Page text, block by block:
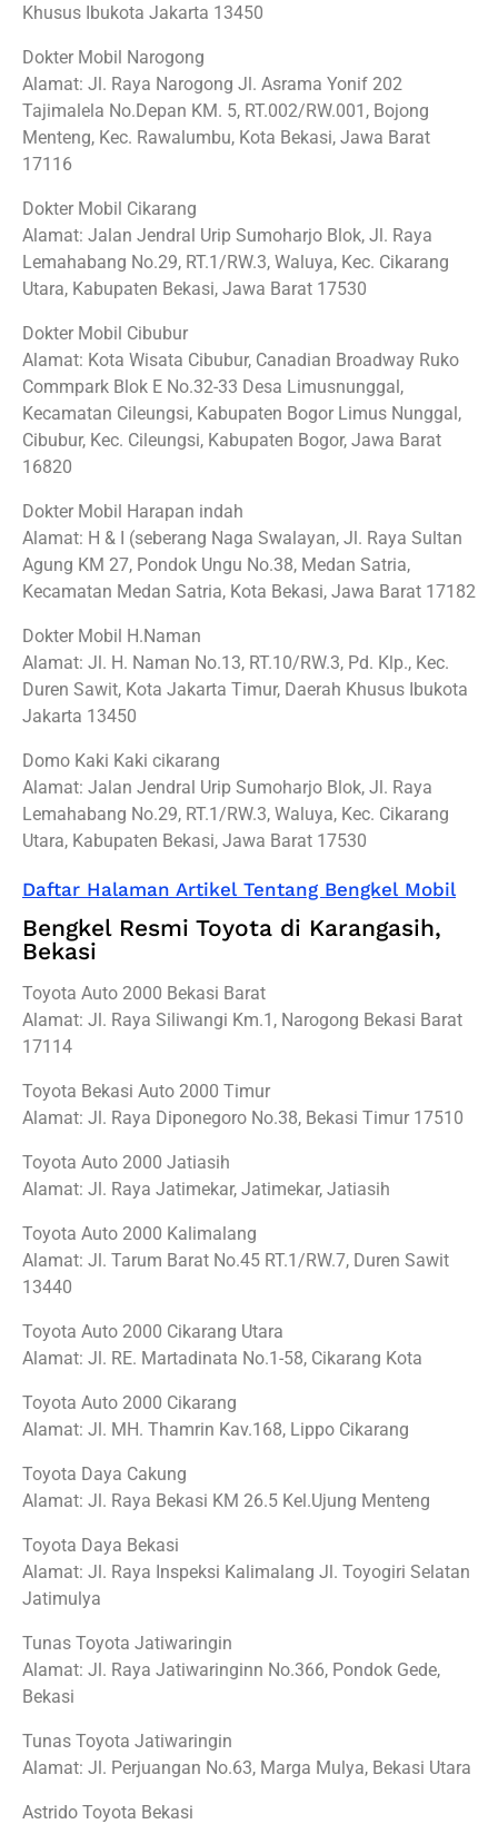
Khusus Ibukota Jakarta 13450
Dokter Mobil Narogong
Alamat: Jl. Raya Narogong Jl. Asrama Yonif 202
Tajimalela No.Depan KM. 5, RT.002/RW.001, Bojong
Menteng, Kec. Rawalumbu, Kota Bekasi, Jawa Barat
17116
Dokter Mobil Cikarang
Alamat: Jalan Jendral Urip Sumoharjo Blok, Jl. Raya
Lemahabang No.29, RT.1/RW.3, Waluya, Kec. Cikarang
Utara, Kabupaten Bekasi, Jawa Barat 17530
Dokter Mobil Cibubur
Alamat: Kota Wisata Cibubur, Canadian Broadway Ruko
Commpark Blok E No.32-33 Desa Limusnunggal,
Kecamatan Cileungsi, Kabupaten Bogor Limus Nunggal,
Cibubur, Kec. Cileungsi, Kabupaten Bogor, Jawa Barat
16820
Dokter Mobil Harapan indah
Alamat: H & I (seberang Naga Swalayan, Jl. Raya Sultan
Agung KM 27, Pondok Ungu No.38, Medan Satria,
Kecamatan Medan Satria, Kota Bekasi, Jawa Barat 17182
Dokter Mobil H.Naman
Alamat: Jl. H. Naman No.13, RT.10/RW.3, Pd. Klp., Kec.
Duren Sawit, Kota Jakarta Timur, Daerah Khusus Ibukota
Jakarta 13450
Domo Kaki Kaki cikarang
Alamat: Jalan Jendral Urip Sumoharjo Blok, Jl. Raya
Lemahabang No.29, RT.1/RW.3, Waluya, Kec. Cikarang
Utara, Kabupaten Bekasi, Jawa Barat 17530
Daftar Halaman Artikel Tentang Bengkel Mobil
Bengkel Resmi Toyota di Karangasih,
Bekasi
Toyota Auto 2000 Bekasi Barat
Alamat: Jl. Raya Siliwangi Km.1, Narogong Bekasi Barat
17114
Toyota Bekasi Auto 2000 Timur
Alamat: Jl. Raya Diponegoro No.38, Bekasi Timur 17510
Toyota Auto 2000 Jatiasih
Alamat: Jl. Raya Jatimekar, Jatimekar, Jatiasih
Toyota Auto 2000 Kalimalang
Alamat: Jl. Tarum Barat No.45 RT.1/RW.7, Duren Sawit
13440
Toyota Auto 2000 Cikarang Utara
Alamat: Jl. RE. Martadinata No.1-58, Cikarang Kota
Toyota Auto 2000 Cikarang
Alamat: Jl. MH. Thamrin Kav.168, Lippo Cikarang
Toyota Daya Cakung
Alamat: Jl. Raya Bekasi KM 26.5 Kel.Ujung Menteng
Toyota Daya Bekasi
Alamat: Jl. Raya Inspeksi Kalimalang Jl. Toyogiri Selatan
Jatimulya
Tunas Toyota Jatiwaringin
Alamat: Jl. Raya Jatiwaringinn No.366, Pondok Gede,
Bekasi
Tunas Toyota Jatiwaringin
Alamat: Jl. Perjuangan No.63, Marga Mulya, Bekasi Utara
Astrido Toyota Bekasi